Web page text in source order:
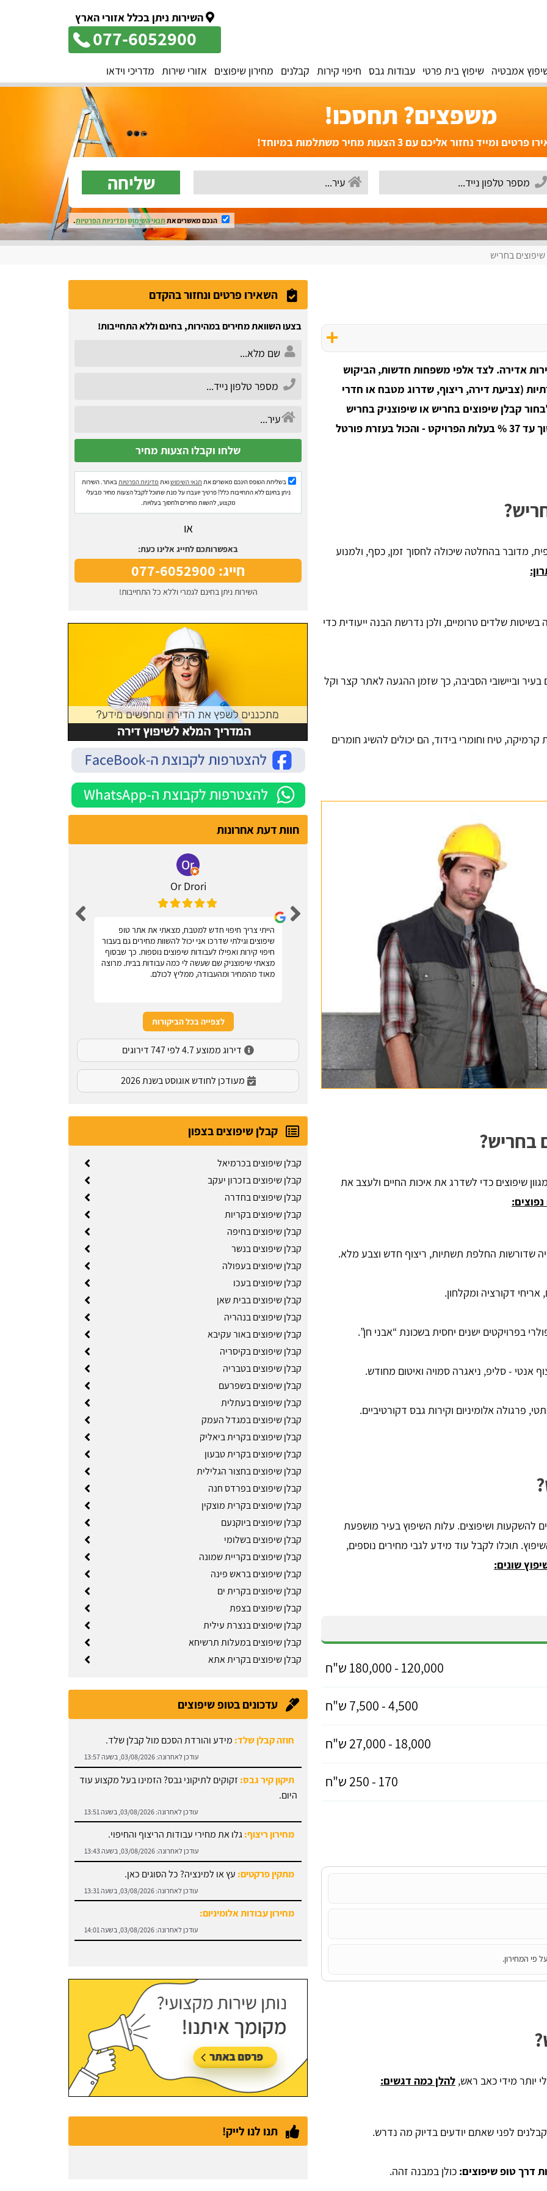
השירות ניתן בכלל אזורי הארץ
077-6052900
אמבטיה שיפוץ בית פרטי עבודות גבס חיפוי קירות קבלנים מחירון שיפוצים אזורי שירות מדריכי וידאו
משפצים? תחסכו!
ומייד נחזור אליכם עם 3 הצעות מחיר משתלמות במיוחד!
שליחה
הנכם מאשרים את תנאי השימושומדיניות הפרטיות.
בחריש
אדירה. לצד אלפי משפחות חדשות, הביקוש
(צביעת דירה, ריצוף, שדרוג מטבח או חדרי
קבלן שיפוצים בחריש או שיפוצניק בחריש
בצורה מושכלת, איך לבצע השוואת מחירים ולחסוך עד 37 % בעלות הפרויקט - והכול בעזרת פורטל
מדובר בהחלטה שיכולה לחסוך זמן, כסף, ולמנוע
שלדים טרומיים, ולכן נדרשת הבנה ייעודית כדי
בעיר וביישובי הסביבה, כך שזמן ההגעה לאתר קצר וקל
קרמיקה, טיח וחומרי בידוד, הם יכולים להשיג חומרים
בחריש?
שיפוצים כדי לשדרג את איכות החיים ולעצב את
שדורשות החלפת תשתיות, ריצוף חדש וצבע מלא.
דקורציה ומקלחון.
בפרויקטים ישנים יחסית בשכונת “אבני חן”.
אנטי - סליפ, ניאגרה סמויה ואיטום מחודש.
פרגולה אלומיניום וקירות גבס דקורטיביים.
להשקעות ושיפוצים. עלות השיפוץ בעיר מושפעת
תוכלו לקבל עוד מידע לגבי מחירים נוספים,
שונים:
120,000 - 180,000 ש"ח
4,500 - 7,500 ש"ח
18,000 - 27,000 ש"ח
170 - 250 ש"ח
פי המחירון.
יותר מידי כאב ראש, להלן כמה דגשים:
לפני שאתם יודעים בדיוק מה נדרש.
דרך טופ שיפוצים: כולן במבנה זהה.
השאירו פרטים ונחזור בהקדם
בצעו השוואת מחירים במהירות, בחינם וללא התחייבות!
בשליחת הטופס הינכם מאשרים את תנאי השימושואת מדיניות הפרטיותבאתר. השירות
ניתן בחינם ללא התחייבות כלל! פרטיך יועברו על מנת שתוכל לקבל הצעות מחיר מבעלי
מקצוע, להשוות מחירים ולחסוך בעלויות.
או
באפשרותכם לחייג אלינו כעת:
חייג: 077-6052900
השירות ניתן בחינם לגמרי וללא כל התחייבות!
חוות דעת אחרונות
Or Drori
הייתי צריך חיפוי חדש למטבח, מצאתי את אתר טופ
שיפוצים וגילתי שדרכו אני יכול להשוות מחירים גם בעבור
חיפוי קירות ואפילו לעבודות שיפוצים נוספות. כך שבסוף
מצאתי שיפוצניק שם שעשה לי כמה עבודות בבית. מרוצה
מאוד מהמחיר ומהעבודה, ממליץ לכולם.
שיפצתי את הדירה בחריש בזכות האתר הנהדר הזה !
קיבלתי 3 הצעות מחיר מבעלי מקצוע שונים. בחרתי
בהצעה שהכי נראתה לי ויצאנו לדרך. התוצאות מעולות.
סופר מקצועיים . מומלץ בחום !!
לצפייה בכל הביקורות
דירוג ממוצע 4.7 לפי 747 דירוגים
מעודכן לחודש אוגוסט בשנת 2026
קבלן שיפוצים בצפון
קבלן שיפוצים בכרמיאל
קבלן שיפוצים בזכרון יעקב
קבלן שיפוצים בחדרה
קבלן שיפוצים בקריות
קבלן שיפוצים בחיפה
קבלן שיפוצים בנשר
קבלן שיפוצים בעפולה
קבלן שיפוצים בעכו
קבלן שיפוצים בבית שאן
קבלן שיפוצים בנהריה
קבלן שיפוצים באור עקיבא
קבלן שיפוצים בקיסריה
קבלן שיפוצים בטבריה
קבלן שיפוצים בשפרעם
קבלן שיפוצים בעתלית
קבלן שיפוצים במגדל העמק
קבלן שיפוצים בקרית ביאליק
קבלן שיפוצים בקרית טבעון
קבלן שיפוצים בחצור הגלילית
קבלן שיפוצים בפרדס חנה
קבלן שיפוצים בקרית מוצקין
קבלן שיפוצים ביוקנעם
קבלן שיפוצים בשלומי
קבלן שיפוצים בקריית שמונה
קבלן שיפוצים בראש פינה
קבלן שיפוצים בקרית ים
קבלן שיפוצים בצפת
קבלן שיפוצים בנצרת עילית
קבלן שיפוצים במעלות תרשיחא
קבלן שיפוצים בקרית אתא
עדכונים בטופ שיפוצים
חוזה קבלן שלד: מידע והורדת הסכם מול קבלן שלד.
עודכן לאחרונה: 03/08/2026, בשעה 13:57
תיקון קיר גבס: זקוקים לתיקוני גבס? הזמינו בעל מקצוע עוד
היום.
עודכן לאחרונה: 03/08/2026, בשעה 13:51
מחירון ריצוף:גלו את מחירי עבודות הריצוף והחיפוי.
עודכן לאחרונה: 03/08/2026, בשעה 13:43
מתקין פרקטים: עץ או למינציה? כל הסוגים כאן.
עודכן לאחרונה: 03/08/2026, בשעה 13:31
מחירון עבודות אלומיניום:
עודכן לאחרונה: 03/08/2026, בשעה 14:01
תנו לנו לייק!